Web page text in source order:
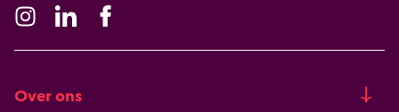
Over ons